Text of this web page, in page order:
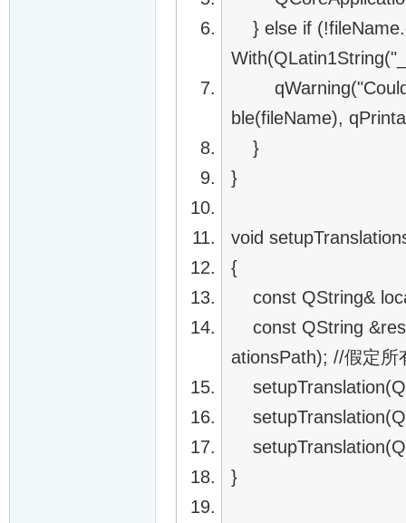
} else if
qWarning("Could
ble(fileName),
}
}
void
{
const QString&
const QString
ationsPath); //假定所
}